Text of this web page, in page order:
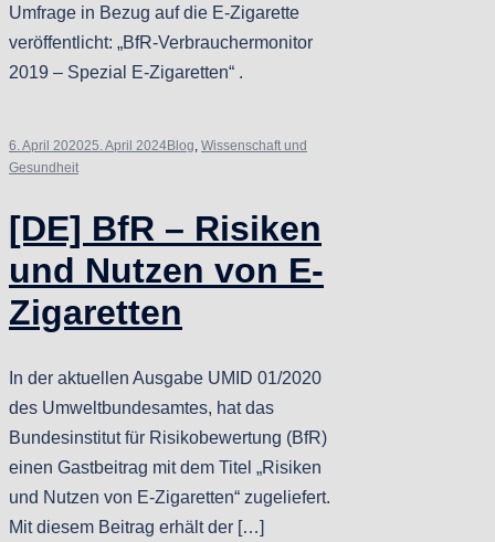
Umfrage in Bezug auf die E-Zigarette
veröffentlicht: „BfR-Verbrauchermonitor
2019 – Spezial E-Zigaretten“ .
6. April 202025. April 2024Blog Wissenschaft und
Gesundheit
[DE] BfR – Risiken
und Nutzen von E-
Zigaretten
In der aktuellen Ausgabe UMID 01/2020
des Umweltbundesamtes, hat das
Bundesinstitut für Risikobewertung (BfR)
einen Gastbeitrag mit dem Titel „Risiken
und Nutzen von E-Zigaretten“ zugeliefert.
Mit diesem Beitrag erhält der […]